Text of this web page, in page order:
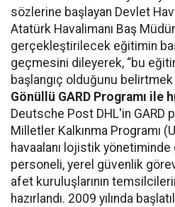
sözlerine başlayan Devlet
Atatürk Havalimanı Baş
gerçekleştirilecek eğitimin
geçmesini dileyerek, “bu
başlangıç olduğunu
Gönüllü GARD Programı ile
Deutsche Post DHL'in GARD
Milletler Kalkınma Programı
havaalanı lojistik yönetiminde
personeli, yerel güvenlik
afet kuruluşlarının
hazırlandı. 2009 yılında